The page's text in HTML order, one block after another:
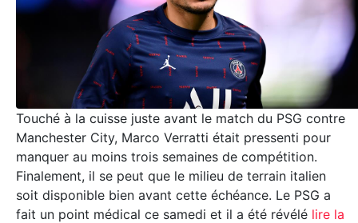
Touché à la cuisse juste avant le match du PSG contre
Manchester City, Marco Verratti était pressenti pour
manquer au moins trois semaines de compétition.
Finalement, il se peut que le milieu de terrain italien
soit disponible bien avant cette échéance. Le PSG a
fait un point médical ce samedi et il a été révélé lire la